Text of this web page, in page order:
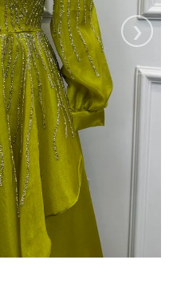
›